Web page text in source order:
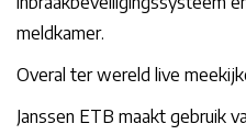
meldkamer.
Overal ter wereld live
Janssen ETB maakt gebruik